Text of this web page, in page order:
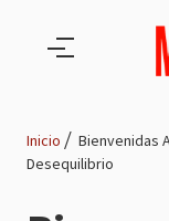
Inicio
Bienvenidas
Desequilibrio